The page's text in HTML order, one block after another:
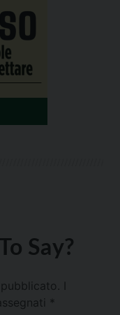
Say?
*